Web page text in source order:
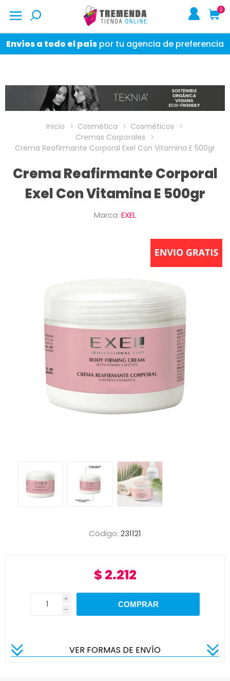
0
Envíos a todo el país por tu agencia de preferencia
Inicio Cosmética
Cosméticos
Cremas Corporales
Crema Reafirmante Corporal Exel Con Vitamina E 500gr
Crema Reafirmante Corporal
Exel Con Vitamina E 500gr
Marca: EXEL
Código: 231121
$ 2.212
i
h
VER FORMAS DE ENVÍO